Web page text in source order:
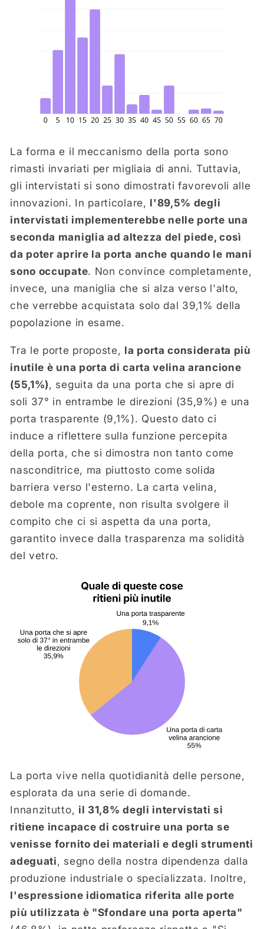
La forma e il meccanismo della porta sono
rimasti invariati per migliaia di anni. Tuttavia,
gli intervistati si sono dimostrati favorevoli alle
innovazioni. In particolare, l'89,5% degli
intervistati implementerebbe nelle porte una
seconda maniglia ad altezza del piede, così
da poter aprire la porta anche quando le mani
sono occupate. Non convince completamente,
invece, una maniglia che si alza verso l'alto,
che verrebbe acquistata solo dal 39,1% della
popolazione in esame.
Tra le porte proposte, la porta considerata più
inutile è una porta di carta velina arancione
(55,1%), seguita da una porta che si apre di
soli 37° in entrambe le direzioni (35,9%) e una
porta trasparente (9,1%). Questo dato ci
induce a riflettere sulla funzione percepita
della porta, che si dimostra non tanto come
nasconditrice, ma piuttosto come solida
barriera verso l'esterno. La carta velina,
debole ma coprente, non risulta svolgere il
compito che ci si aspetta da una porta,
garantito invece dalla trasparenza ma solidità
del vetro.
La porta vive nella quotidianità delle persone,
esplorata da una serie di domande.
Innanzitutto, il 31,8% degli intervistati si
ritiene incapace di costruire una porta se
venisse fornito dei materiali e degli strumenti
adeguati, segno della nostra dipendenza dalla
produzione industriale o specializzata. Inoltre,
l'espressione idiomatica riferita alle porte
più utilizzata è "Sfondare una porta aperta"